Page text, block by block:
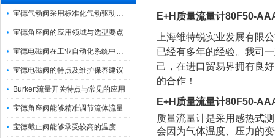
宝德气动阀采用标准化气动驱动设计，可匹配各类工业气源工况
宝德角座阀的应用领域与选型要点
宝德电磁阀在工业自动化系统中的作用
宝德电磁阀的特点及维护保养建议
Burkert流量开关特点与常见的应用
宝德角座阀能够精准调节流体流量
宝德截止阀能够承受较高的温度和压力
E+H质量流量计80F50-
上海维特锐实业发展有限
已经有多年的经验。我司
己，在进口贸易界拥有良
的合作！
E+H质量流量计80F50-
质量流量计是采用感热式
会因为气体温度、压力的